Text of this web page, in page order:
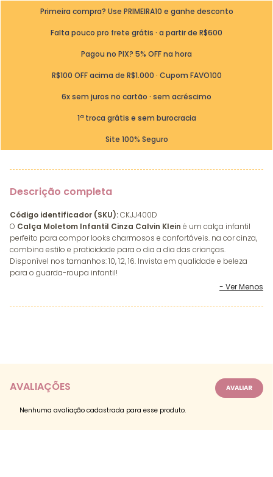
Primeira compra? Use PRIMEIRA10 e ganhe desconto
Falta pouco pro frete grátis · a partir de R$600
Pagou no PIX? 5% OFF na hora
R$100 OFF acima de R$1.000 · Cupom FAVO100
6x sem juros no cartão · sem acréscimo
1ª troca grátis e sem burocracia
Site 100% Seguro
Descrição completa
Código identificador (SKU):CKJJ400D
O Calça Moletom Infantil Cinza Calvin Klein é um calça infantil
perfeito para compor looks charmosos e confortáveis. na cor cinza,
combina estilo e praticidade para o dia a dia das crianças.
Disponível nos tamanhos: 10, 12, 16. Invista em qualidade e beleza
para o guarda-roupa infantil!
AVALIAÇÕES
Nenhuma avaliação cadastrada para esse produto.